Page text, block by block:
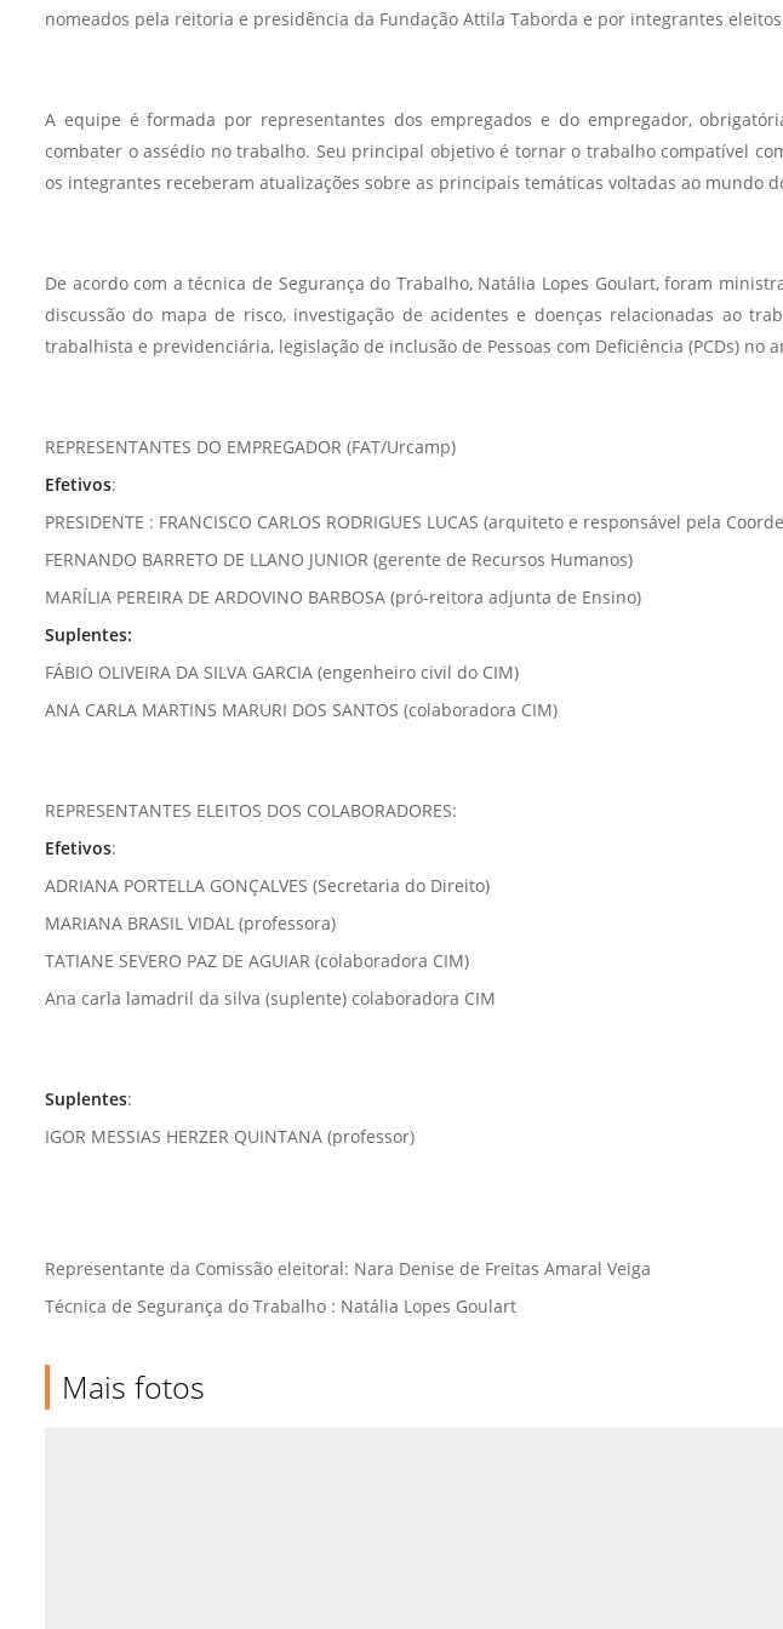
nomeados pela reitoria e presidência da Fundação Attila Taborda e por integrantes
A equipe é formada por representantes dos empregados e do empregador,
combater o assédio no trabalho. Seu principal objetivo é tornar o trabalho compatível
os integrantes receberam atualizações sobre as principais temáticas voltadas ao mundo
De acordo com a técnica de Segurança do Trabalho, Natália Lopes Goulart, foram
discussão do mapa de risco, investigação de acidentes e doenças relacionadas ao
trabalhista e previdenciária, legislação de inclusão de Pessoas com Deficiência (PCDs)
REPRESENTANTES DO EMPREGADOR (FAT/Urcamp)
Efetivos:
PRESIDENTE : FRANCISCO CARLOS RODRIGUES LUCAS (arquiteto e responsável pela
FERNANDO BARRETO DE LLANO JUNIOR (gerente de Recursos Humanos)
MARÍLIA PEREIRA DE ARDOVINO BARBOSA (pró-reitora adjunta de Ensino)
Suplentes:
FÁBIO OLIVEIRA DA SILVA GARCIA (engenheiro civil do CIM)
ANA CARLA MARTINS MARURI DOS SANTOS (colaboradora CIM)
REPRESENTANTES ELEITOS DOS COLABORADORES:
Efetivos:
ADRIANA PORTELLA GONÇALVES (Secretaria do Direito)
MARIANA BRASIL VIDAL (professora)
TATIANE SEVERO PAZ DE AGUIAR (colaboradora CIM)
Ana carla lamadril da silva (suplente) colaboradora CIM
Suplentes:
IGOR MESSIAS HERZER QUINTANA (professor)
Representante da Comissão eleitoral: Nara Denise de Freitas Amaral Veiga
Técnica de Segurança do Trabalho : Natália Lopes Goulart
Mais fotos